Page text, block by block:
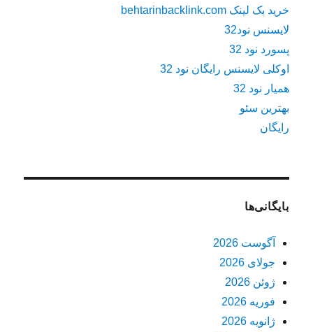
خرید بک لینک behtarinbacklink.com
لایسنس نود32
پسورد نود 32
اوکلی لایسنس رایگان نود 32
همیار نود 32
بهترین سئو
رایگان
بایگانی‌ها
آگوست 2026
جولای 2026
ژوئن 2026
فوریه 2026
ژانویه 2026